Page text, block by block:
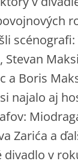
Stevan
a Boris
najalo aj
Zarića a
divadlo v